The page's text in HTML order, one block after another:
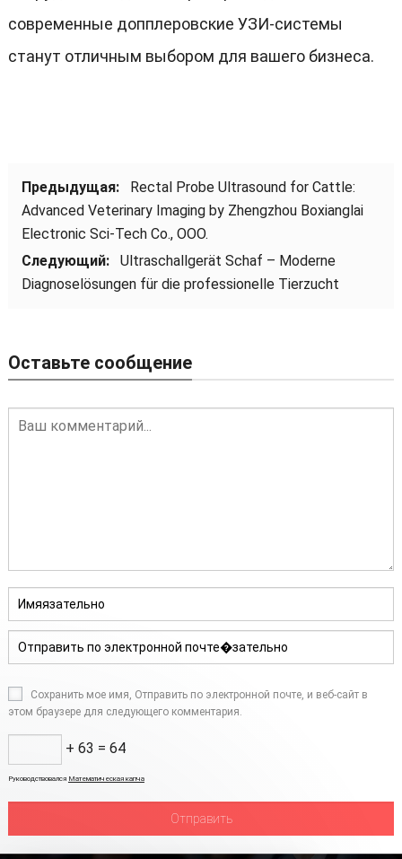
современные допплеровские УЗИ-системы
станут отличным выбором для вашего бизнеса.
Предыдущая: Rectal Probe Ultrasound for Cattle:
Advanced Veterinary Imaging by Zhengzhou Boxianglai
Electronic Sci-Tech Co., ООО.
Следующий:
Ultraschallgerät Schaf – Moderne
Diagnoselösungen für die professionelle Tierzucht
Оставьте сообщение
Сохранить мое имя, Отправить по электронной почте, и веб-сайт в
этом браузере для следующего комментария.
+ 63 = 64
Руководствовался Математическая капча